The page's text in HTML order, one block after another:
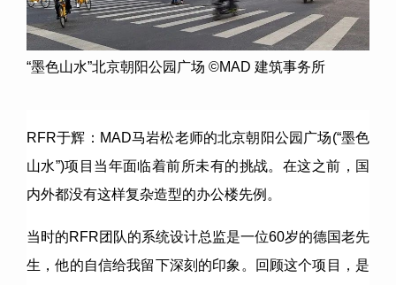
“墨色山水”北京朝阳公园广场 ©MAD 建筑事务所
RFR于辉：MAD马岩松老师的北京朝阳公园广场(“墨色
山水”)项目当年面临着前所未有的挑战。在这之前，国
内外都没有这样复杂造型的办公楼先例。
当时的RFR团队的系统设计总监是一位60岁的德国老先
生，他的自信给我留下深刻的印象。回顾这个项目，是